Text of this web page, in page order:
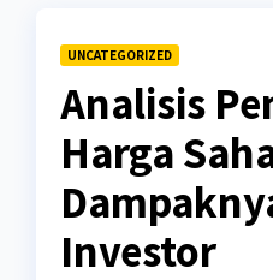
UNCATEGORIZED
Analisis
Harga
Investor